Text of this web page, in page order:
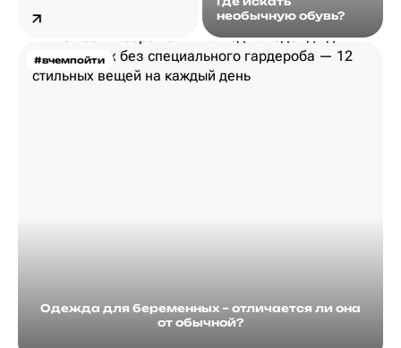
необычную обувь?
#вчемпойти
Одежда для беременных – отличается ли она
от обычной?